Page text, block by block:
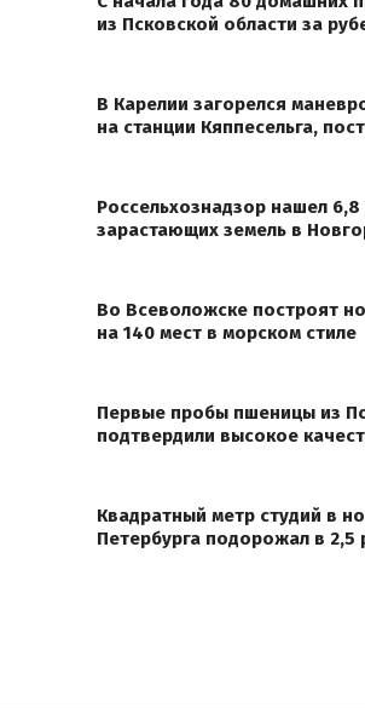
из Псковской области за
В Карелии загорелся
на станции Кяппесельга,
Россельхознадзор нашел 6,8
зарастающих земель в
Во Всеволожске построят
на 140 мест в морском стиле
Первые пробы пшеницы из
подтвердили высокое
Квадратный метр студий в
Петербурга подорожал в 2,5